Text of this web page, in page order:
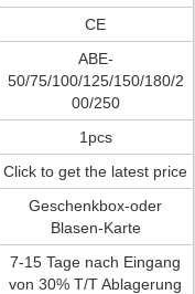
CE
ABE-
50/75/100/125/150/180/2
00/250
1pcs
Click to get the latest price
Geschenkbox-oder
Blasen-Karte
7-15 Tage nach Eingang
von 30% T/T Ablagerung